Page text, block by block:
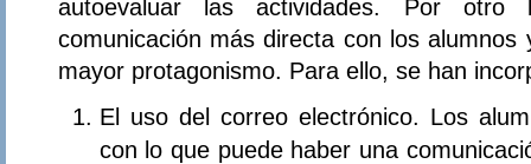
autoevaluar las actividades. Por
comunicación más directa con los
mayor protagonismo. Para ello, se han
El uso del correo electrónico. Los
con lo que puede haber una